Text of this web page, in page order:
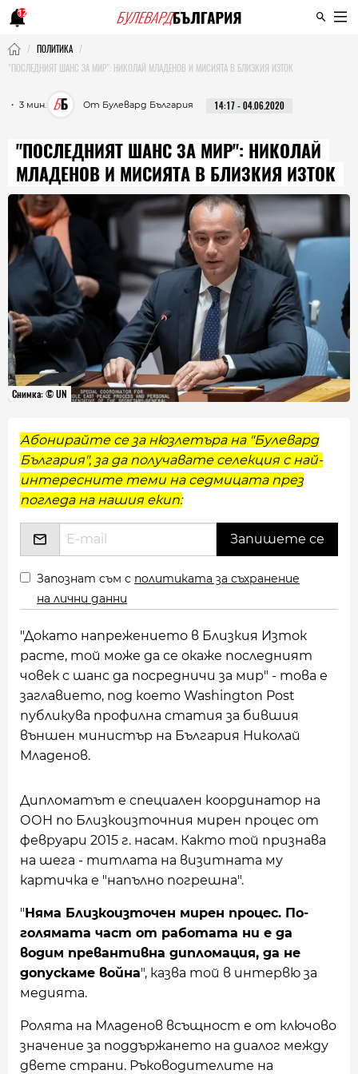
12
ПОЛИТИКА
"ПОСЛЕДНИЯТ ШАНС ЗА МИР": НИКОЛАЙ МЛАДЕНОВ И МИСИЯТА В БЛИЗКИЯ ИЗТОК
・ 3 мин. От Булевард България 14:17 - 04.06.2020
"ПОСЛЕДНИЯТ ШАНС ЗА МИР": НИКОЛАЙ
МЛАДЕНОВ И МИСИЯТА В БЛИЗКИЯ ИЗТОК
Снимка: © UN
Абонирайте се за нюзлетъра на "Булевард
България", за да получавате селекция с най-
интересните теми на седмицата през
погледа на нашия екип:
Запознат съм с политиката за съхранение
на лични данни
"Докато напрежението в Близкия Изток
расте, той може да се окаже последният
човек с шанс да посредничи за мир" - това е
заглавието, под което Washington Post
публикува профилна статия за бившия
външен министър на България Николай
Младенов.
Дипломатът е специален координатор на
ООН по Близкоизточния мирен процес от
февруари 2015 г. насам. Както той признава
на шега - титлата на визитната му
картичка е "напълно погрешна".
"Няма Близкоизточен мирен процес. По-
голямата част от работата ни е да
водим превантивна дипломация, да не
допускаме война", казва той в интервю за
медията.
Ролята на Младенов всъщност е от ключово
значение за поддържането на диалог между
двете страни. Ръководителите на